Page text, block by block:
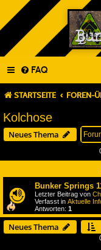
FAQ
STARTSEITE FOREN-
Kolchose
Neues Thema
Bunker Springs
Letzter Beitrag von
Verfasst in Aktuelle
Antworten: 1
Neues Thema